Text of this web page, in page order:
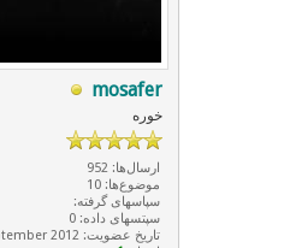
mosafer
خوره
ارسال‌ها: 952
موضوع‌ها: 10
سپاسهای گرفته:
سپتسهای داده: 0
تاریخ عضویت: September 2012